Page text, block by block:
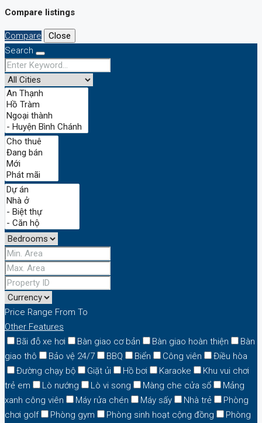
Compare listings
Compare
Close
Search
Price Range From To
Other Features
Bãi đỗ xe hơi
Bàn giao cơ bản Bàn giao hoàn thiện
Bàn
giao thô
Bảo vệ 24/7 BBQ Biển Công viên
Điều hòa
Đường chạy bộ
Giặt ủi Hồ bơi Karaoke
Khu vui chơi
trẻ em
Lò nướng Lò vi song Màng che cửa sổ
Mảng
xanh công viên
Máy rửa chén Máy sấy Nhà trẻ
Phòng
chơi golf
Phòng gym Phòng sinh hoạt cộng đồng
Phòng